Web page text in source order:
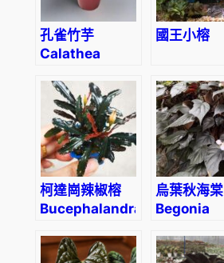
孔雀竹芋
Calathea
國王小榕
柯達崗辣椒榕
Bucephalandra
烏葉秋海棠
Begonia